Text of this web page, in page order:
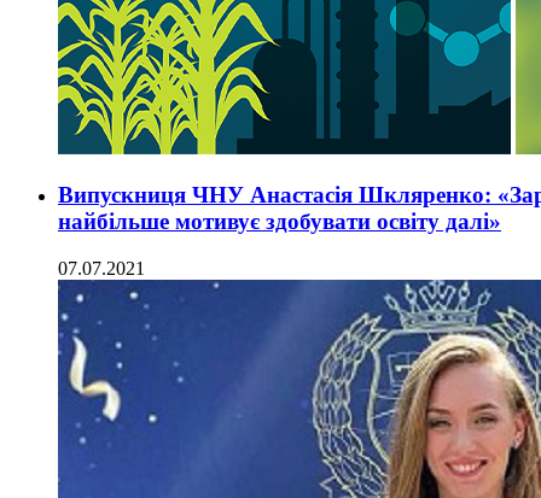
Випускниця ЧНУ Анастасія Шкляренко:
найбільше мотивує здобувати освіту далі»
07.07.2021